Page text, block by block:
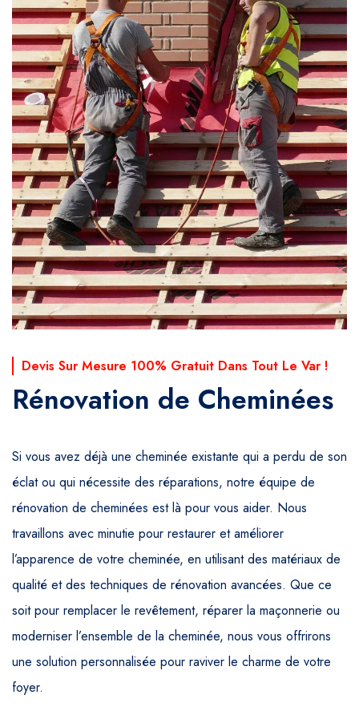
Devis Sur Mesure 100% Gratuit Dans Tout Le Var !
Rénovation de Cheminées
Si vous avez déjà une cheminée existante qui a perdu de son
éclat ou qui nécessite des réparations, notre équipe de
rénovation de cheminées est là pour vous aider. Nous
travaillons avec minutie pour restaurer et améliorer
l’apparence de votre cheminée, en utilisant des matériaux de
qualité et des techniques de rénovation avancées. Que ce
soit pour remplacer le revêtement, réparer la maçonnerie ou
moderniser l’ensemble de la cheminée, nous vous offrirons
une solution personnalisée pour raviver le charme de votre
foyer.